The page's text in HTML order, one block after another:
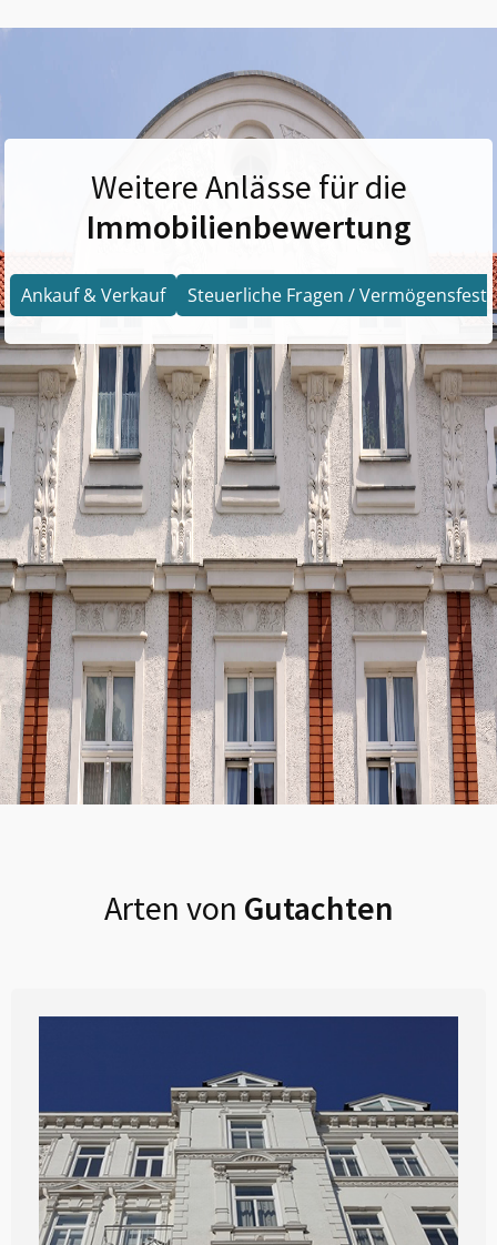
Weitere Anlässe für die
Immobilienbewertung
Ankauf & Verkauf Steuerliche Fragen /
Arten von Gutachten